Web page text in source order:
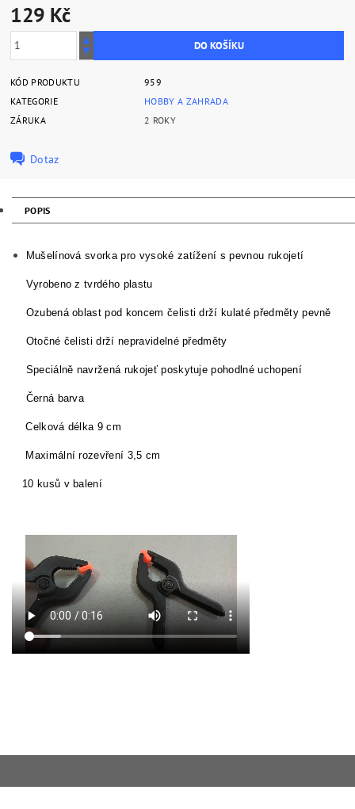
129 Kč
KÓD PRODUKTU
959
KATEGORIE
HOBBY A ZAHRADA
ZÁRUKA
2 ROKY
Dotaz
POPIS
Mušelínová svorka pro vysoké zatížení s pevnou rukojetí
Vyrobeno z tvrdého plastu
Ozubená oblast pod koncem čelisti drží kulaté předměty pevně
Otočné čelisti drží nepravidelné předměty
Speciálně navržená rukojeť poskytuje pohodlné uchopení
Černá barva
Celková délka 9 cm
Maximální rozevření 3,5 cm
10 kusů v balení